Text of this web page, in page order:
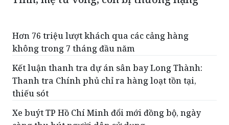
Hơn 76 triệu lượt khách qua các cảng hàng
không trong 7 tháng đầu năm
Kết luận thanh tra dự án sân bay Long Thành:
Thanh tra Chính phủ chỉ ra hàng loạt tồn tại,
thiếu sót
Xe buýt TP Hồ Chí Minh đổi mới đồng bộ, ngày